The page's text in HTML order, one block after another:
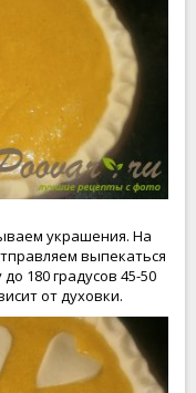
украшения. На
выпекаться
180 градусов 45-50
от духовки.